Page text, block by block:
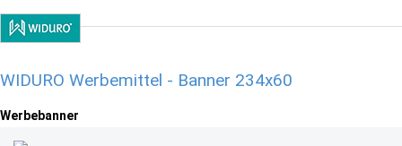
WIDURO Werbemittel - Banner 234x60
Werbebanner